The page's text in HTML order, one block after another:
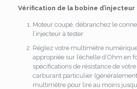
Vérification de la bobine d’injecteur
Moteur coupé, débranchez le
l’injecteur à tester.
Réglez votre multimètre
appropriée sur l’échelle d’Ohm en
spécifications de résistance de
carburant particulier
multimètre pour lire au moins